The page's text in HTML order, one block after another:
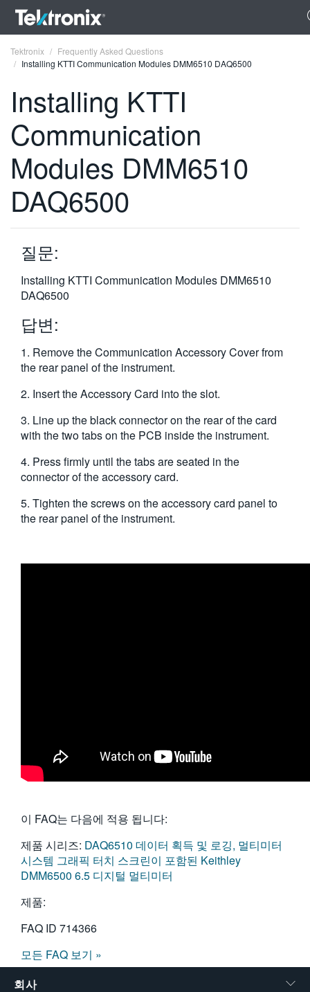
ENGLISH
FRANÇAIS
DEUTSCH
VIỆT NAM
한국어
繁體中文
Tektronix
Frequently Asked Questions
Installing KTTI Communication Modules DMM6510 DAQ6500
Installing KTTI
Communication
Modules DMM6510
DAQ6500
질문:
Installing KTTI Communication Modules DMM6510
DAQ6500
답변:
1. Remove the Communication Accessory Cover from
the rear panel of the instrument.
2. Insert the Accessory Card into the slot.
3. Line up the black connector on the rear of the card
with the two tabs on the PCB inside the instrument.
4. Press firmly until the tabs are seated in the
connector of the accessory card.
5. Tighten the screws on the accessory card panel to
the rear panel of the instrument.
이 FAQ는 다음에 적용 됩니다:
제품 시리즈: DAQ6510 데이터 획득 및 로깅, 멀티미터
시스템 그래픽 터치 스크린이 포함된 Keithley
DMM6500 6.5 디지털 멀티미터
제품:
FAQ ID 714366
모든 FAQ 보기 »
회사